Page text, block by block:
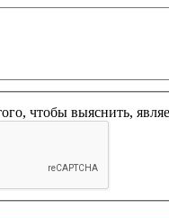
чтобы выяснить,